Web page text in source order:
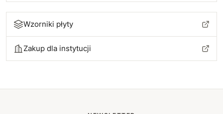
Wzorniki płyty
Zakup dla instytucji